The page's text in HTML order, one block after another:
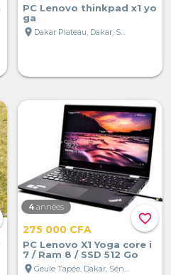
PC Lenovo thinkpad x1 yo
ga
location_on
Dakar Plateau, Dakar, Sénégal
favorite_border
4 années
275 000 CFA
PC Lenovo X1 Yoga core i
7 / Ram 8 / SSD 512 Go
location_on